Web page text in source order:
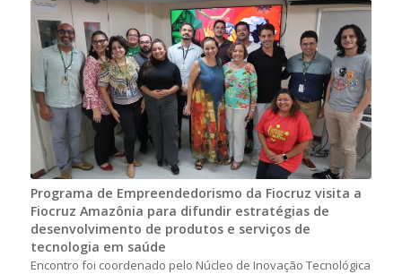
Programa de Empreendedorismo da Fiocruz visita a
Fiocruz Amazônia para difundir estratégias de
desenvolvimento de produtos e serviços de
tecnologia em saúde
Encontro foi coordenado pelo Núcleo de Inovação Tecnológica